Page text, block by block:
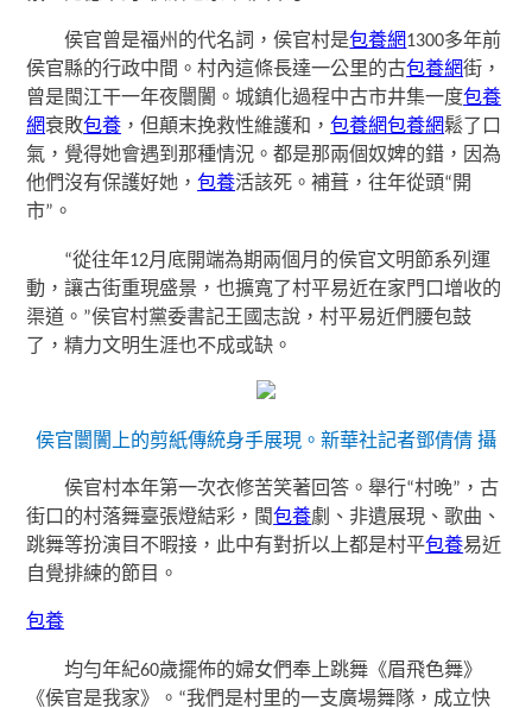
侯官曾是福州的代名詞，侯官村是包養網1300多年前
侯官縣的行政中間。村內這條長達一公里的古包養網街，
曾是閩江干一年夜闤闠。城鎮化過程中古市井集一度包養
網衰敗包養 ，但顛末挽救性維護和，包養網包養網鬆了口
氣，覺得她會遇到那種情況。都是那兩個奴婢的錯，因為
他們沒有保護好她，包養活該死。補葺，往年從頭“開
市”。
“從往年12月底開端為期兩個月的侯官文明節系列運
動，讓古街重現盛景，也擴寬了村平易近在家門口增收的
渠道。”侯官村黨委書記王國志說，村平易近們腰包鼓
了，精力文明生涯也不成或缺。
侯官闤闠上的剪紙傳統身手展現。 新華社記者鄧倩倩 攝
侯官村本年第一次衣修苦笑著回答。舉行“村晚”，古
街口的村落舞臺張燈結彩，閩包養劇、非遺展現、歌曲、
跳舞等扮演目不暇接，此中有對折以上都是村平包養易近
自覺排練的節目。
包養
均勻年紀60歲擺佈的婦女們奉上跳舞《眉飛色舞》
《侯官是我家》。“我們是村里的一支廣場舞隊，成立快